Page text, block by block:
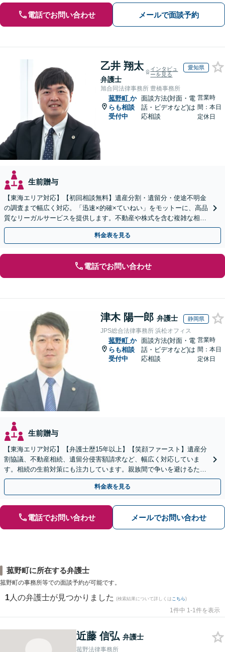
電話でお問い合わせ メールで面談予約
乙井 翔太
弁護士
インタビュ
ーを見る
愛知県
旭合同法律事務所 豊橋事務所
菰野町 か
らも相談
受付中
面談方法(対面・電
話・ビデオなど)は
応相談
営業時
間：本日
定休日
生前贈与
【東海エリア対応】【初回相談無料】遺産分割・遺留分・使途不明金
の調査まで幅広く対応。「迅速×的確×ていねい」をモットーに、高品
質なリーガルサービスを提供します。不動産や株式を含む複雑な相続
もお任せください【休日・夜間対応OK】
料金表を見る
電話でお問い合わせ
津木 陽一郎 弁護士 静岡県
JPS総合法律事務所 浜松オフィス
菰野町 か
らも相談
受付中
面談方法(対面・電
話・ビデオなど)は
応相談
営業時
間：本日
定休日
生前贈与
【東海エリア対応】【弁護士歴15年以上】【笑顔ファースト】遺産分
割協議、不動産相続、遺留分侵害額請求など、幅広く対応していま
す。相続の生前対策にも注力しています。親族間で争いを避けるため
にも、お早めにご相談ください。【初回面談無料】
料金表を見る
電話でお問い合わせ メールでお問い合わせ
菰野町に所在する弁護士
菰野町の事務所等での面談予約が可能です。
1 人の弁護士が見つかりました (検索結果について詳しくは こちら)
1件中 1-1件を表示
近藤 信弘 弁護士
菰野法律事務所